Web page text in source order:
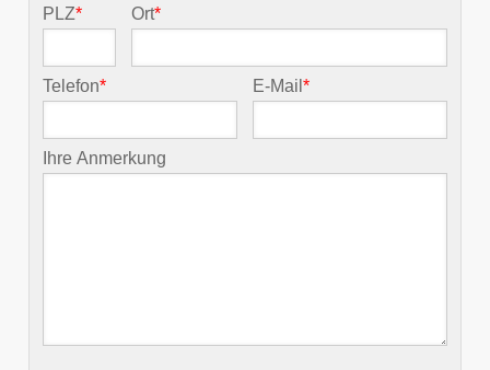
PLZ* Ort*
Telefon* E-Mail*
Ihre Anmerkung